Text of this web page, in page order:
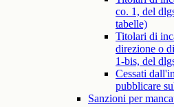
co. 1, del
tabelle)
Titolari di
direzione o
1-bis, del
Cessati
pubblicare
Sanzioni per